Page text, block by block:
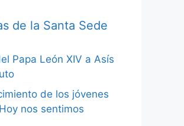
de la Santa Sede
Papa León XIV a Asís
de los jóvenes
nos sentimos